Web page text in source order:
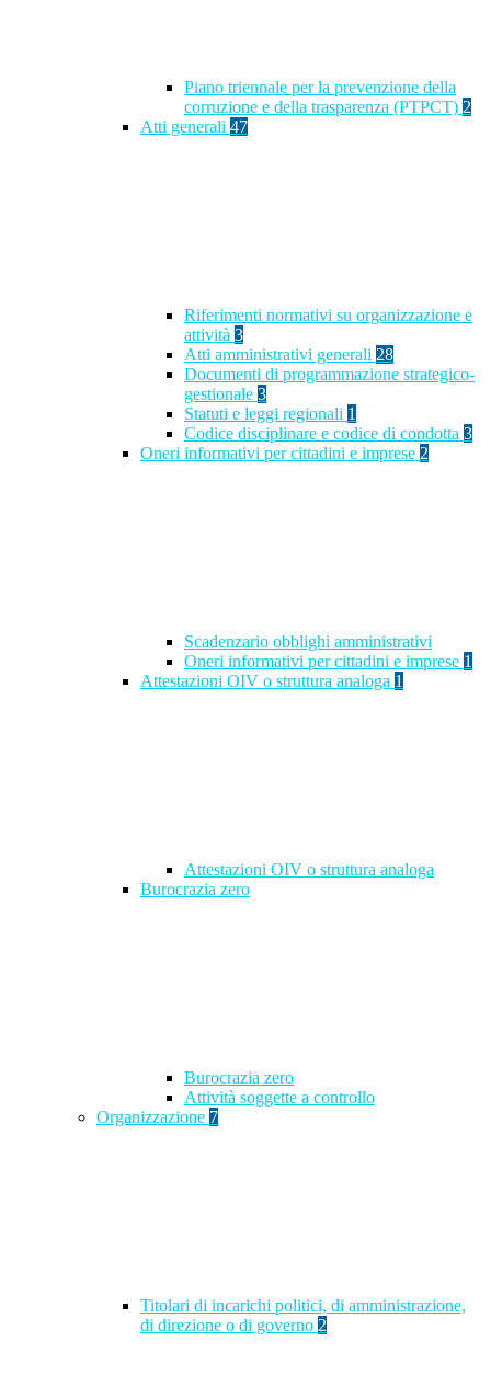
Piano triennale per la prevenzione della
corruzione e della trasparenza (PTPCT) 2
Atti generali 47
Riferimenti normativi su organizzazione e
attività 3
Atti amministrativi generali 28
Documenti di programmazione strategico-
gestionale 3
Statuti e leggi regionali 1
Codice disciplinare e codice di condotta 3
Oneri informativi per cittadini e imprese 2
Scadenzario obblighi amministrativi
Oneri informativi per cittadini e imprese 1
Attestazioni OIV o struttura analoga 1
Attestazioni OIV o struttura analoga
Burocrazia zero
Burocrazia zero
Attività soggette a controllo
Organizzazione 7
Titolari di incarichi politici, di amministrazione,
di direzione o di governo 2